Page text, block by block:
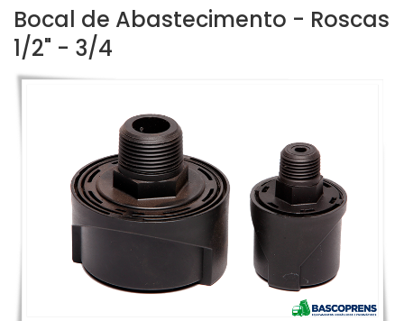
Bocal de Abastecimento - Roscas
1/2" - 3/4